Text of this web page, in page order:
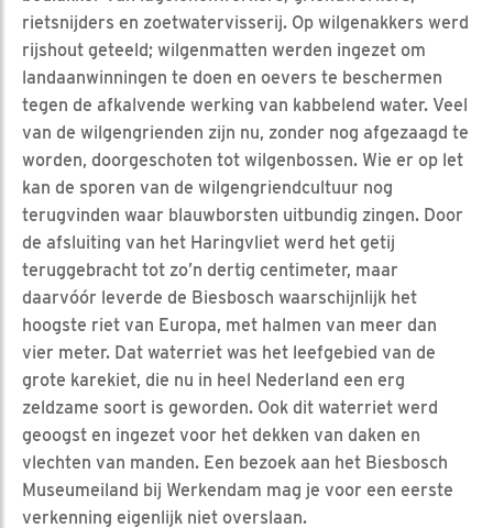
rietsnijders en zoetwatervisserij. Op wilgenakkers werd
rijshout geteeld; wilgenmatten werden ingezet om
landaanwinningen te doen en oevers te beschermen
tegen de afkalvende werking van kabbelend water. Veel
van de wilgengrienden zijn nu, zonder nog afgezaagd te
worden, doorgeschoten tot wilgenbossen. Wie er op let
kan de sporen van de wilgengriendcultuur nog
terugvinden waar blauwborsten uitbundig zingen. Door
de afsluiting van het Haringvliet werd het getij
teruggebracht tot zo’n dertig centimeter, maar
daarvóór leverde de Biesbosch waarschijnlijk het
hoogste riet van Europa, met halmen van meer dan
vier meter. Dat waterriet was het leefgebied van de
grote karekiet, die nu in heel Nederland een erg
zeldzame soort is geworden. Ook dit waterriet werd
geoogst en ingezet voor het dekken van daken en
vlechten van manden. Een bezoek aan het Biesbosch
Museumeiland bij Werkendam mag je voor een eerste
verkenning eigenlijk niet overslaan.